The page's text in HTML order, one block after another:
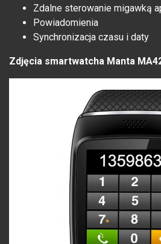
Zdalne sterowanie migawką
Powiadomienia
Synchronizacja czasu i daty
Zdjęcia smartwatcha Manta